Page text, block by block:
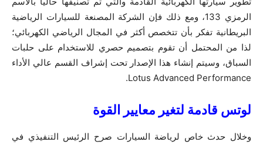
الرمزي 133، ومع ذلك فإن الشركة المصنعة للسيارات الرياضية
البريطانية تفكر بأن تتخصص أكثر في المجال الرياضي الكهربائي؛
لذا من المحتمل أن تقوم بتصميم حصري للاستخدام على حلبات
السباق، وسيتم إنشاء هذا الإصدار تحت إشراف القسم عالي الأداء
Lotus Advanced Performance.
لوتس قادمة لتغير معايير القوة
وخلال حدث خاص لرياضة السيارات صرح الرئيس التنفيذي في